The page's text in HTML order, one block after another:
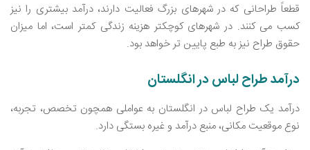
قطعاً طراحانی که در شهرهای بزرگ فعالیت دارند، درآمد بیشتری را نیز
کسب می ‌کنند. در شهرهای کوچکتر هزینه زندگی کمتر است، اما میزان
حقوق طراح نیز به طبع پایین ‌تر خواهد بود.
درآمد طراح لباس در انگلستان
درآمد یک طراح لباس در انگلستان به عواملی همچون تخصص، تجربه،
نوع موقعیت مکانی، منبع درآمد و غیره بستگی دارد.